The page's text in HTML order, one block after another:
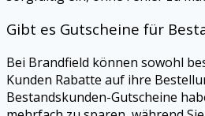
Gibt es Gutscheine für
Bei Brandfield können sowohl
Kunden Rabatte auf ihre
Bestandskunden-Gutscheine